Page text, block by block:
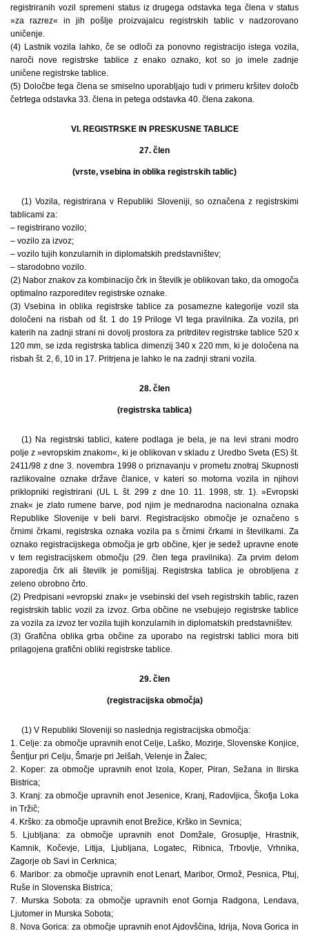
registriranih vozil spremeni status iz drugega odstavka tega člena v status
»za razrez« in jih pošlje proizvajalcu registrskih tablic v nadzorovano
uničenje.
(4) Lastnik vozila lahko, če se odloči za ponovno registracijo istega vozila,
naroči nove registrske tablice z enako oznako, kot so jo imele zadnje
uničene registrske tablice.
(5) Določbe tega člena se smiselno uporabljajo tudi v primeru kršitev določb
četrtega odstavka 33. člena in petega odstavka 40. člena zakona.
VI. REGISTRSKE IN PRESKUSNE TABLICE
27. člen
(vrste, vsebina in oblika registrskih tablic)
(1) Vozila, registrirana v Republiki Sloveniji, so označena z registrskimi
tablicami za:
– registrirano vozilo;
– vozilo za izvoz;
– vozilo tujih konzularnih in diplomatskih predstavništev;
– starodobno vozilo.
(2) Nabor znakov za kombinacijo črk in številk je oblikovan tako, da omogoča
optimalno razporeditev registrske oznake.
(3) Vsebina in oblika registrske tablice za posamezne kategorije vozil sta
določeni na risbah od št. 1 do 19 Priloge VI tega pravilnika. Za vozila, pri
katerih na zadnji strani ni dovolj prostora za pritrditev registrske tablice 520 x
120 mm, se izda registrska tablica dimenzij 340 x 220 mm, ki je določena na
risbah št. 2, 6, 10 in 17. Pritrjena je lahko le na zadnji strani vozila.
28. člen
(registrska tablica)
(1) Na registrski tablici, katere podlaga je bela, je na levi strani modro
polje z »evropskim znakom«, ki je oblikovan v skladu z Uredbo Sveta (ES) št.
2411/98 z dne 3. novembra 1998 o priznavanju v prometu znotraj Skupnosti
razlikovalne oznake države članice, v kateri so motorna vozila in njihovi
priklopniki registrirani (UL L št. 299 z dne 10. 11. 1998, str. 1). »Evropski
znak« je zlato rumene barve, pod njim je mednarodna nacionalna oznaka
Republike Slovenije v beli barvi. Registracijsko območje je označeno s
črnimi črkami, registrska oznaka vozila pa s črnimi črkami in številkami. Za
oznako registracijskega območja je grb občine, kjer je sedež upravne enote
v tem registracijskem območju (29. člen tega pravilnika). Za prvim delom
zaporedja črk ali številk je pomišljaj. Registrska tablica je obrobljena z
zeleno obrobno črto.
(2) Predpisani »evropski znak« je vsebinski del vseh registrskih tablic, razen
registrskih tablic vozil za izvoz. Grba občine ne vsebujejo registrske tablice
za vozila za izvoz ter vozila tujih konzularnih in diplomatskih predstavništev.
(3) Grafična oblika grba občine za uporabo na registrski tablici mora biti
prilagojena grafični obliki registrske tablice.
29. člen
(registracijska območja)
(1) V Republiki Sloveniji so naslednja registracijska območja:
1. Celje: za območje upravnih enot Celje, Laško, Mozirje, Slovenske Konjice,
Šentjur pri Celju, Šmarje pri Jelšah, Velenje in Žalec;
2. Koper: za območje upravnih enot Izola, Koper, Piran, Sežana in Ilirska
Bistrica;
3. Kranj: za območje upravnih enot Jesenice, Kranj, Radovljica, Škofja Loka
in Tržič;
4. Krško: za območje upravnih enot Brežice, Krško in Sevnica;
5. Ljubljana: za območje upravnih enot Domžale, Grosuplje, Hrastnik,
Kamnik, Kočevje, Litija, Ljubljana, Logatec, Ribnica, Trbovlje, Vrhnika,
Zagorje ob Savi in Cerknica;
6. Maribor: za območje upravnih enot Lenart, Maribor, Ormož, Pesnica, Ptuj,
Ruše in Slovenska Bistrica;
7. Murska Sobota: za območje upravnih enot Gornja Radgona, Lendava,
Ljutomer in Murska Sobota;
8. Nova Gorica: za območje upravnih enot Ajdovščina, Idrija, Nova Gorica in